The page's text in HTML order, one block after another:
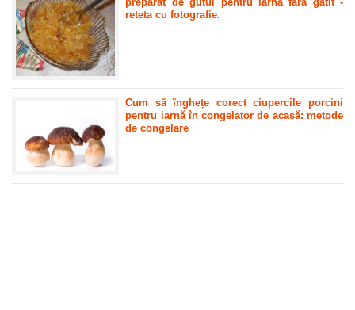
reteta cu fotografie.
Cum să înghețe corect ciupercile porcini
pentru iarnă în congelator de acasă: metode
de congelare